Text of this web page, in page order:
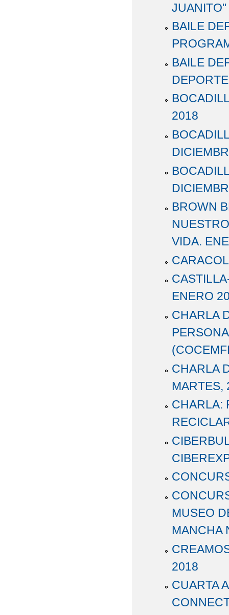
JUANITO"
BAILE
BAILE
2018
BROWN
VIDA.
ENERO
CHARLA
CHARLA
MARTES,
CHARLA:
MUSEO
MANCHA
2018
CUARTA